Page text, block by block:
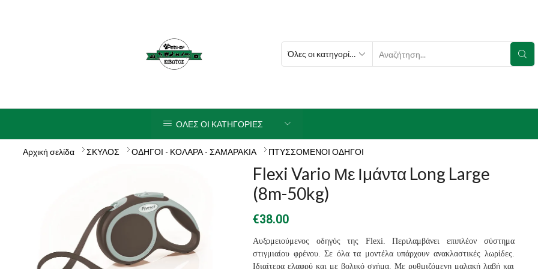
SEARCH
ΟΛΕΣ ΟΙ ΚΑΤΗΓΟΡΙΕΣ
Αρχική σελίδα ΣΚΥΛΟΣ ΟΔΗΓΟΙ - ΚΟΛΑΡΑ - ΣΑΜΑΡΑΚΙΑ ΠΤΥΣΣΟΜΕΝΟΙ ΟΔΗΓΟΙ
Flexi Vario Με Ιμάντα Long Large
(8m-50kg)
€38.00
Αυξομειούμενος οδηγός της Flexi. Περιλαμβάνει επιπλέον σύστημα
στιγμιαίου φρένου. Σε όλα τα μοντέλα υπάρχουν ανακλαστικές λωρίδες.
Ιδιαίτερα ελαφρύ και με βολικό σχήμα. Με ρυθμιζόμενη μαλακή λαβή και